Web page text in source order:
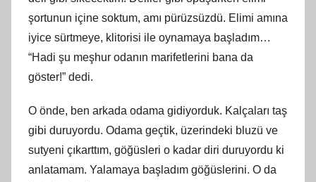
şortunun içine soktum, amı pürüzsüzdü. Elimi amına
iyice sürtmeye, klitorisi ile oynamaya başladım…
“Hadi şu meşhur odanın marifetlerini bana da
göster!” dedi.
O önde, ben arkada odama gidiyorduk. Kalçaları taş
gibi duruyordu. Odama geçtik, üzerindeki bluzü ve
sutyeni çıkarttım, göğüsleri o kadar diri duruyordu ki
anlatamam. Yalamaya başladım göğüslerini. O da